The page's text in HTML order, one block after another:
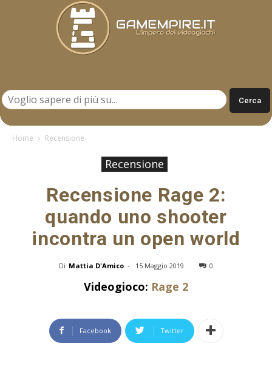
Home Recensione
Recensione
Recensione Rage 2:
quando uno shooter
incontra un open world
Di Mattia D'Amico - 15 Maggio 2019 0
Videogioco: Rage 2
Facebook Twitter